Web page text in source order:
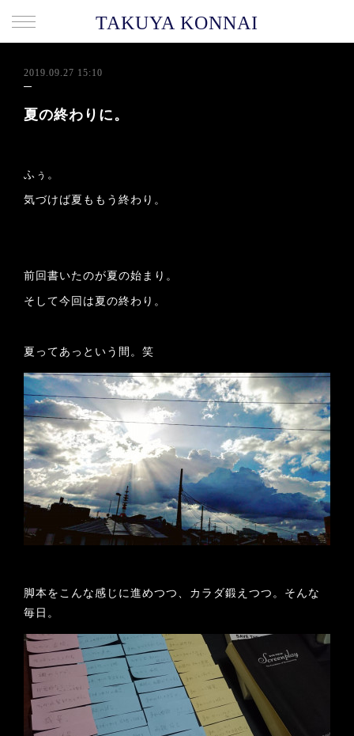
TAKUYA KONNAI
2019.09.27 15:10
夏の終わりに。
ふぅ。
気づけば夏ももう終わり。
前回書いたのが夏の始まり。
そして今回は夏の終わり。
夏ってあっという間。笑
脚本をこんな感じに進めつつ、カラダ鍛えつつ。そんな
毎日。